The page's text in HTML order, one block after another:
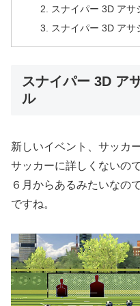
スナイパー 3D アサ
スナイパー 3D アサ
スナイパー 3D ア
ル
新しいイベント、サッカ
サッカーに詳しくないの
６月からあるみたいなの
ですね。